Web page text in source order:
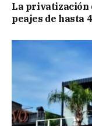
La privatización
peajes de hasta